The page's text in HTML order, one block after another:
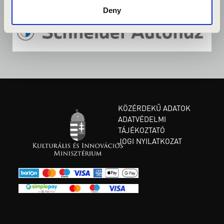
Deny
KÖZÉRDEKŰ ADATOK
ADATVÉDELMI
TÁJÉKOZTATÓ
JOGI NYILATKOZAT